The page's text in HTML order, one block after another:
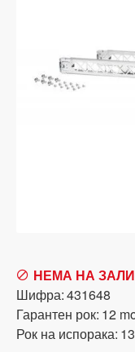
НЕМА НА
Шифра:431648
Гарантен рок: 12
Рок на испорака: